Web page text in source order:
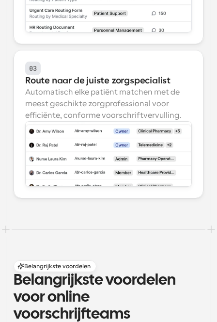
03
Route naar de juiste zorgspecialist
Automatisch elke patiënt matchen met de
meest geschikte zorgprofessional voor
efficiënte, conforme voorschriftvervulling.
Belangrijkste voordelen
Belangrijkste voordelen
voor online
voorschrijfteams